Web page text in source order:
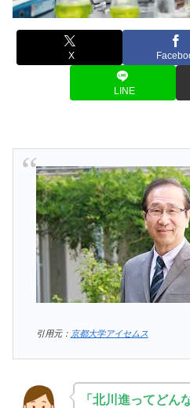
X
LINE
引用元： 京都大学アイセムス
「北川進ってどん